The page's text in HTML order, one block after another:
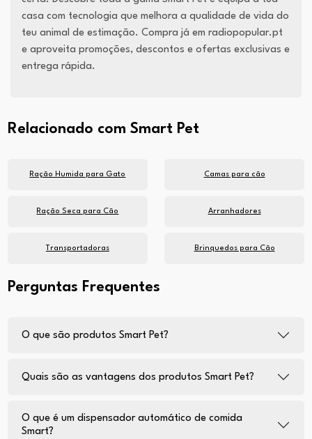
casa com tecnologia que melhora a qualidade de vida do
teu animal de estimação. Compra já em radiopopular.pt
e aproveita promoções, descontos e ofertas exclusivas e
entrega rápida.
Relacionado com Smart Pet
Ração Humida para Gato Camas para cão
Ração Seca para Cão Arranhadores
Transportadoras Brinquedos para Cão
Perguntas Frequentes
O que são produtos Smart Pet?
Quais são as vantagens dos produtos Smart Pet?
O que é um dispensador automático de comida
Smart?